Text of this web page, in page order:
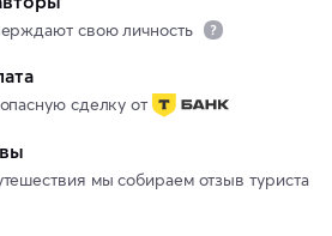
свою личность
сделку от
мы собираем отзыв туриста